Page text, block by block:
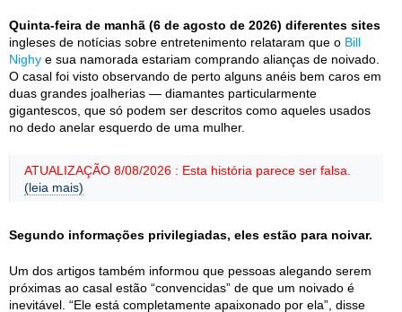
Quinta-feira de manhã (6 de agosto de 2026) diferentes sites
ingleses de notícias sobre entretenimento relataram que o Bill
Nighy e sua namorada estariam comprando alianças de noivado.
O casal foi visto observando de perto alguns anéis bem caros em
duas grandes joalherias — diamantes particularmente
gigantescos, que só podem ser descritos como aqueles usados
no dedo anelar esquerdo de uma mulher.
ATUALIZAÇÃO 8/08/2026 : Esta história parece ser falsa.
(leia mais)
Segundo informações privilegiadas, eles estão para noivar.
Um dos artigos também informou que pessoas alegando serem
próximas ao casal estão “convencidas” de que um noivado é
inevitável. “Ele está completamente apaixonado por ela”, disse